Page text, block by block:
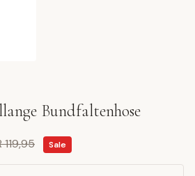
Bundfaltenhose
119,95 Sale